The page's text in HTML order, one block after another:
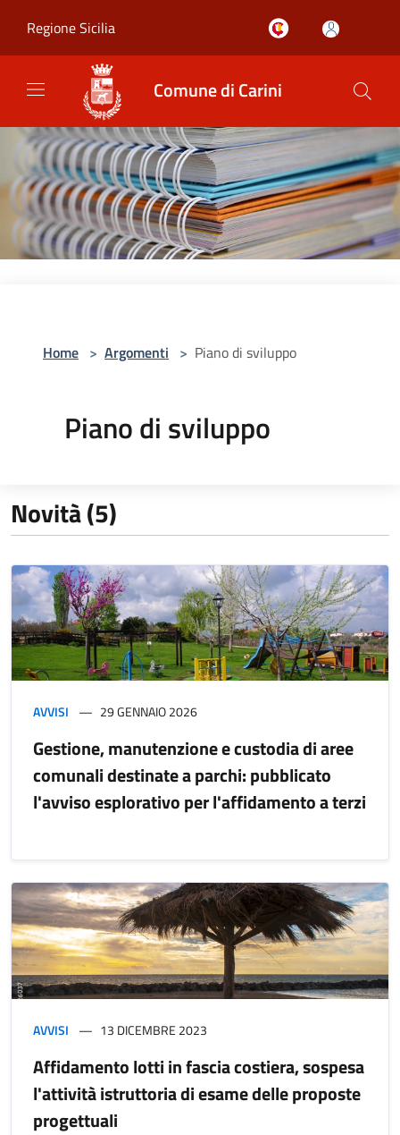
Regione Sicilia
Comune di Carini
Home > Argomenti > Piano di sviluppo
Piano di sviluppo
Novità (5)
AVVISI 29 GENNAIO 2026
Gestione, manutenzione e custodia di aree
comunali destinate a parchi: pubblicato
l'avviso esplorativo per l'affidamento a terzi
AVVISI 13 DICEMBRE 2023
Affidamento lotti in fascia costiera, sospesa
l'attività istruttoria di esame delle proposte
progettuali